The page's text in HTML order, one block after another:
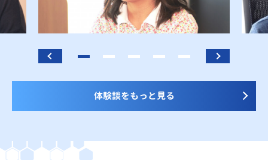
体験談をもっと見る